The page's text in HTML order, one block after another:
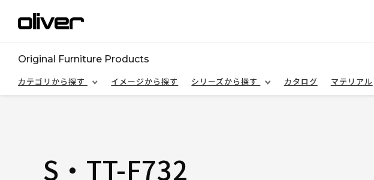
Original Furniture Products
カテゴリから探す
イメージから探す シリーズから探す カタログ マテリアル
S・TT-F732